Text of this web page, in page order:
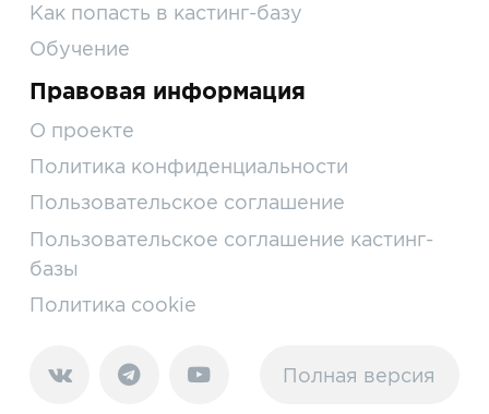
Как попасть в кастинг-базу
Обучение
Правовая информация
О проекте
Политика конфиденциальности
Пользовательское соглашение
Пользовательское соглашение кастинг-
базы
Политика cookie
Полная версия